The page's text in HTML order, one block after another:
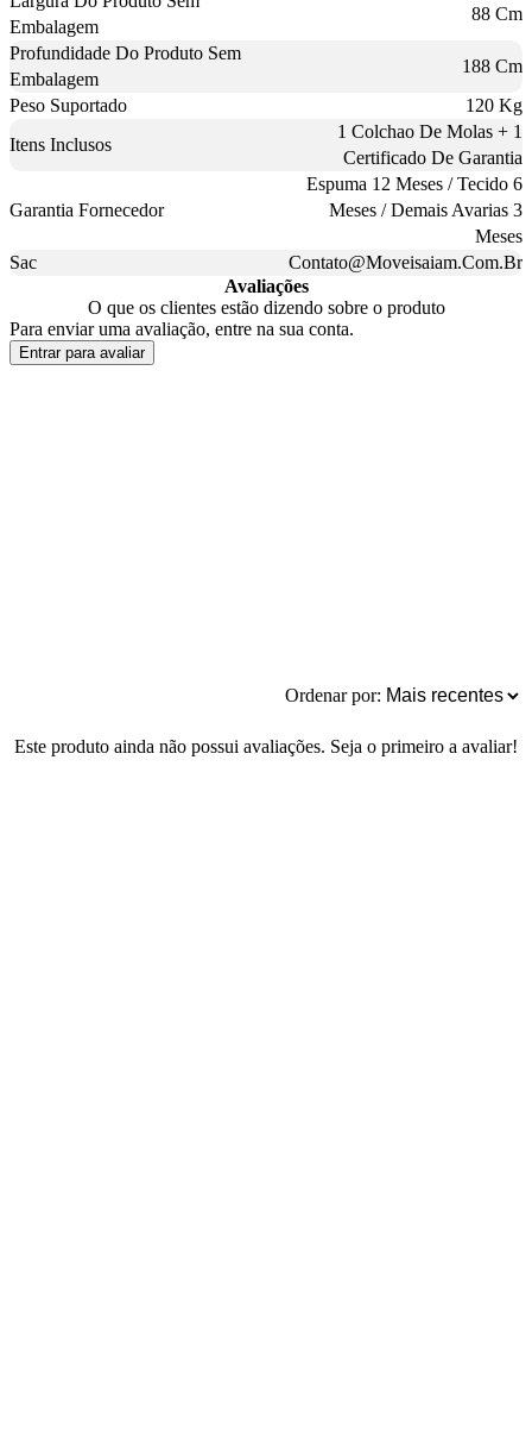
Embalagem
88 Cm
Profundidade Do Produto Sem
Embalagem
188 Cm
Peso Suportado
120 Kg
Itens Inclusos
1 Colchao De Molas + 1
Certificado De Garantia
Garantia Fornecedor
Espuma 12 Meses / Tecido 6
Meses / Demais Avarias 3
Meses
Sac
Contato@Moveisaiam.Com.Br
Avaliações
O que os clientes estão dizendo sobre o produto
Para enviar uma avaliação, entre na sua conta.
Entrar para avaliar
Ordenar por:
Este produto ainda não possui avaliações. Seja o primeiro a avaliar!